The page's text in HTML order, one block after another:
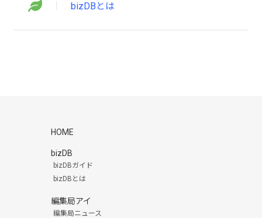
bizDBとは
HOME
bizDB
bizDBガイド
bizDBとは
編集局アイ
編集局ニュース